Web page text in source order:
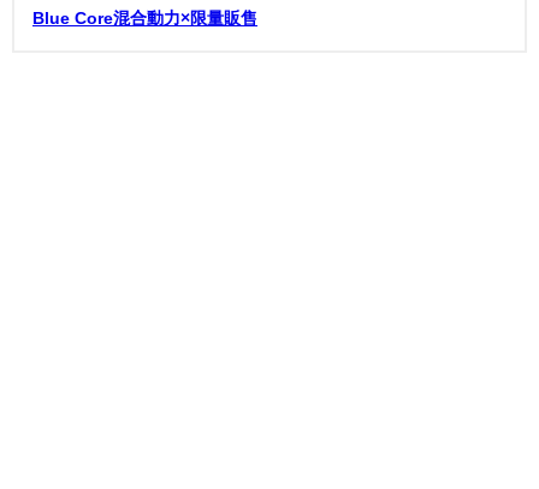
Blue Core混合動力×限量販售